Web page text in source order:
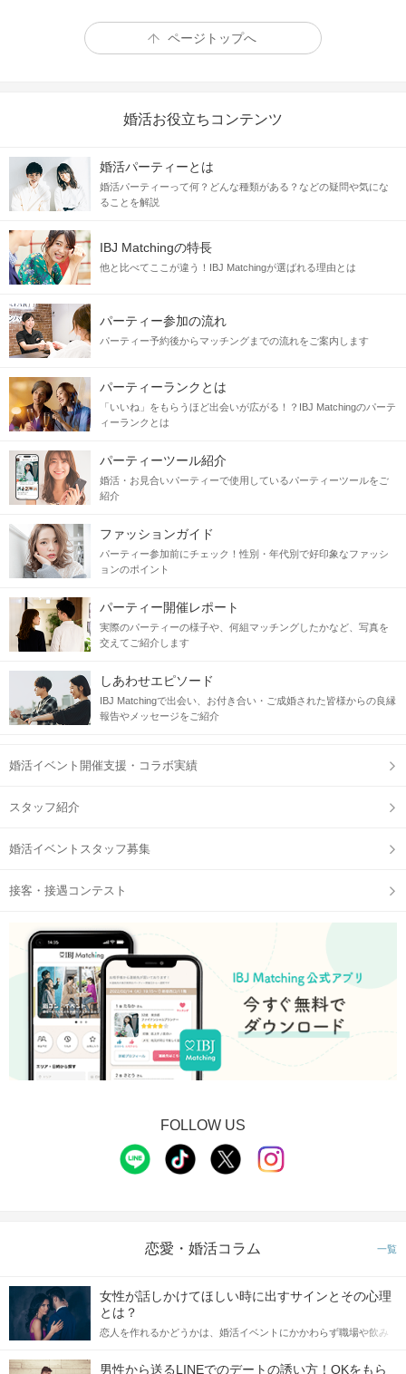
ページトップへ
婚活お役立ちコンテンツ
婚活パーティーとは
婚活パーティーって何？どんな種類がある？などの疑問や気にな
ることを解説
IBJ Matchingの特長
他と比べてここが違う！IBJ Matchingが選ばれる理由とは
パーティー参加の流れ
パーティー予約後からマッチングまでの流れをご案内します
パーティーランクとは
「いいね」をもらうほど出会いが広がる！？IBJ Matchingのパーテ
ィーランクとは
パーティーツール紹介
婚活・お見合いパーティーで使用しているパーティーツールをご
紹介
ファッションガイド
パーティー参加前にチェック！性別・年代別で好印象なファッシ
ョンのポイント
パーティー開催レポート
実際のパーティーの様子や、何組マッチングしたかなど、写真を
交えてご紹介します
しあわせエピソード
IBJ Matchingで出会い、お付き合い・ご成婚された皆様からの良縁
報告やメッセージをご紹介
婚活イベント開催支援・コラボ実績
スタッフ紹介
婚活イベントスタッフ募集
接客・接遇コンテスト
FOLLOW US
恋愛・婚活コラム 一覧
女性が話しかけてほしい時に出すサインとその心理
とは？
恋人を作れるかどうかは、婚活イベントにかかわらず職場や飲み
てアプローチできるかにも左右されます。 これから恋人作りを本
男性から送るLINEでのデートの誘い方！OKをもら